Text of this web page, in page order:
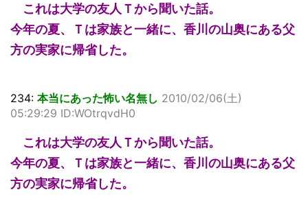
これは大学の友人Ｔから聞いた話。
今年の夏、Ｔは家族と一緒に、香川の山奥にある父
方の実家に帰省した。
234: 本当にあった怖い名無し 2010/02/06(土)
05:29:29 ID:WOtrqvdH0
これは大学の友人Ｔから聞いた話。
今年の夏、Ｔは家族と一緒に、香川の山奥にある父
方の実家に帰省した。